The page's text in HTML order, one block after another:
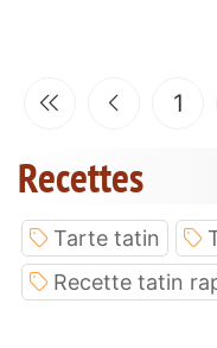
1
Recettes
Tarte tatin
Recette tatin